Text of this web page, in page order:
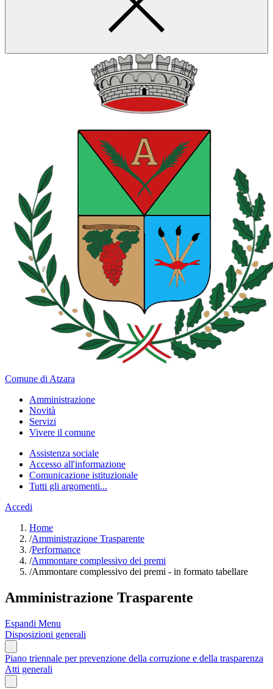
Comune di Atzara
Amministrazione
Novità
Servizi
Vivere il comune
Assistenza sociale
Accesso all'informazione
Comunicazione istituzionale
Tutti gli argomenti...
Accedi
Home
/Amministrazione Trasparente
/Performance
/Ammontare complessivo dei premi
/Ammontare complessivo dei premi - in formato tabellare
Amministrazione Trasparente
Espandi Menu
Disposizioni generali
Piano triennale per prevenzione della corruzione e della trasparenza
Atti generali